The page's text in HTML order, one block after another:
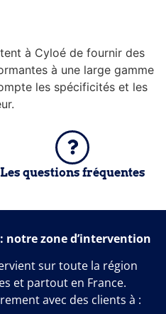
à Cyloé de fournir des
à une large gamme
les spécificités et les
Les questions fréquentes
notre zone d’intervention
sur toute la région
et partout en France.
avec des clients à :